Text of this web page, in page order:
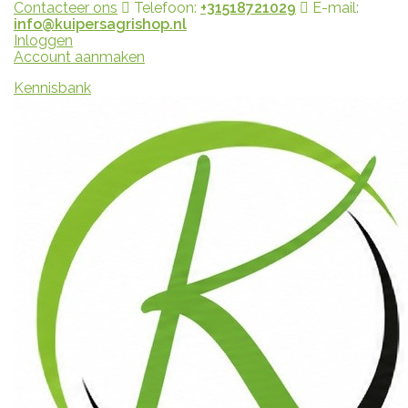
Contacteer ons Telefoon: +31518721029
E-mail:
info@kuipersagrishop.nl
Inloggen
Account aanmaken
Kennisbank